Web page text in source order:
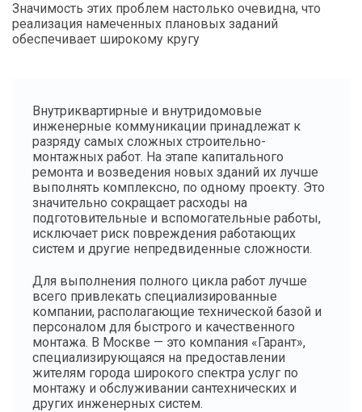
Значимость этих проблем настолько очевидна, что
реализация намеченных плановых заданий
обеспечивает широкому кругу
Внутриквартирные и внутридомовые
инженерные коммуникации принадлежат к
разряду самых сложных строительно-
монтажных работ. На этапе капитального
ремонта и возведения новых зданий их лучше
выполнять комплексно, по одному проекту. Это
значительно сокращает расходы на
подготовительные и вспомогательные работы,
исключает риск повреждения работающих
систем и другие непредвиденные сложности.
Для выполнения полного цикла работ лучше
всего привлекать специализированные
компании, располагающие технической базой и
персоналом для быстрого и качественного
монтажа. В Москве — это компания «Гарант»,
специализирующаяся на предоставлении
жителям города широкого спектра услуг по
монтажу и обслуживании сантехнических и
других инженерных систем.